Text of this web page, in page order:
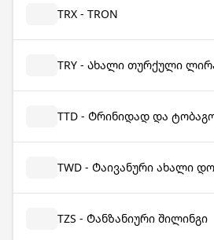
TRX - TRON
TRY - Ახალი თურქული
TTD - Ტრინიდად და
TWD - Ტაივანური ახალი
TZS - Ტანზანიური შილინგი